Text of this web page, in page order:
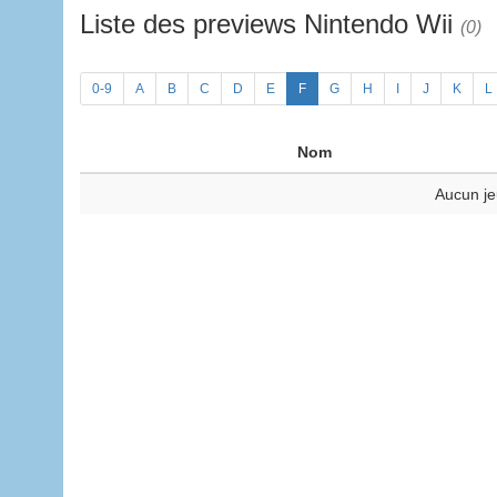
Liste des previews Nintendo Wii (0)
0-9 A B C D E F G H J K L
Nom
Aucun